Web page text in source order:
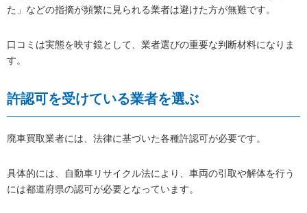
た」などの指摘が頻繁に見られる業者は避けた方が無難です。
口コミは実態を映す鏡として、業者選びの重要な判断材料になりま
す。
許認可を受けている業者を選ぶ
廃車買取業者には、法律に基づいた各種許認可が必要です。
具体的には、自動車リサイクル法により、車両の引取や解体を行う
には都道府県の認可が必要となっています。